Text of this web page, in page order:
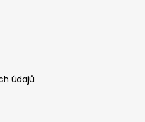
údajů